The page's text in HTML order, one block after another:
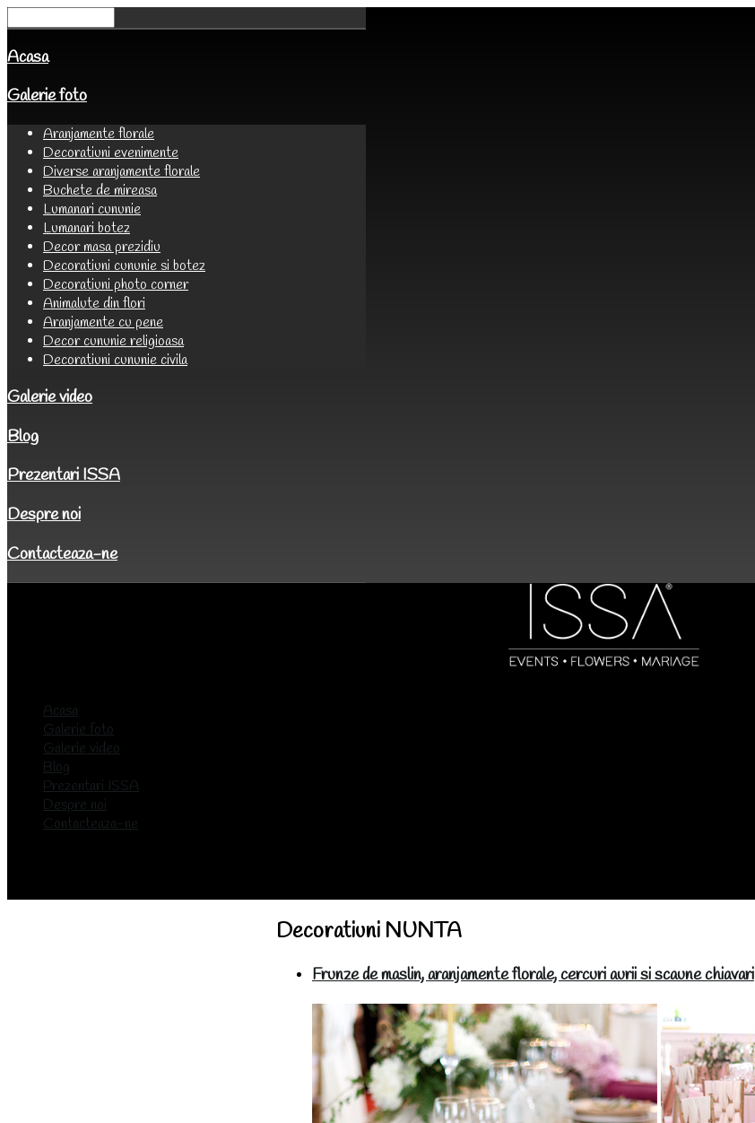
Acasa
Galerie foto
Aranjamente florale
Decoratiuni evenimente
Diverse aranjamente florale
Buchete de mireasa
Lumanari cununie
Lumanari botez
Decor masa prezidiu
Decoratiuni cununie si botez
Decoratiuni photo corner
Animalute din flori
Aranjamente cu pene
Decor cununie religioasa
Decoratiuni cununie civila
Galerie video
Blog
Prezentari ISSA
Despre noi
Contacteaza-ne
Acasa
Galerie foto
Galerie video
Blog
Prezentari ISSA
Despre noi
Contacteaza-ne
Decoratiuni NUNTA
Frunze de maslin, aranjamente florale, cercuri aurii si scaune chiavari